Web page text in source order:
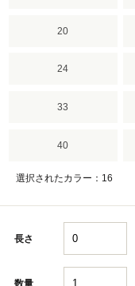
20
24
33
40
選択されたカラー：16
長さ
数量